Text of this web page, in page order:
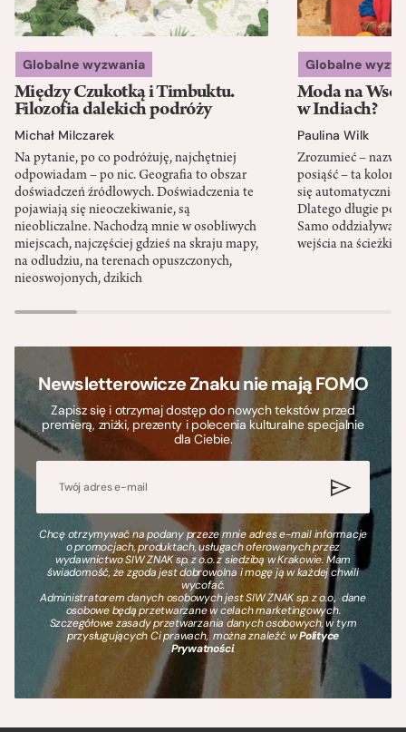
Globalne wyzwania
Między Czukotką i Timbuktu.
Filozofia dalekich podróży
Michał Milczarek
Na pytanie, po co podróżuję, najchętniej
odpowiadam – po nic. Geografia to obszar
doświadczeń źródłowych. Doświadczenia te
pojawiają się nieoczekiwanie, są
nieobliczalne. Nachodzą mnie w osobliwych
miejscach, najczęściej gdzieś na skraju mapy,
na odludziu, na terenach opuszczonych,
nieoswojonych, dzikich
Globalne
Moda na
w Indiach?
Paulina Wilk
Zrozumieć –
posiąść – ta
się automatycznie,
Dlatego długie
Samo
wejścia na ścieżki
Newsletterowicze Znaku nie mają FOMO
Zapisz się i otrzymaj dostęp do nowych tekstów przed
premierą, zniżki, prezenty i polecenia kulturalne specjalnie
dla Ciebie.
Chcę otrzymywać na podany przeze mnie adres e-mail informacje
o promocjach, produktach, usługach oferowanych przez
wydawnictwo SIW ZNAK sp. z o.o. z siedzibą w Krakowie. Mam
świadomość, że zgoda jest dobrowolna i mogę ją w każdej chwili
wycofać.
Administratorem danych osobowych jest SIW ZNAK sp. z o.o., dane
osobowe będą przetwarzane w celach marketingowych.
Szczegółowe zasady przetwarzania danych osobowych, w tym
przysługujących Ci prawach, można znaleźć wPolityce
Prywatności.